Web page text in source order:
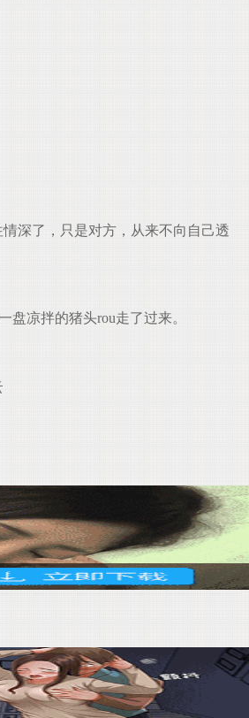
深了，只是对方，从来不向自己透
凉拌的猪头rou走了过来。